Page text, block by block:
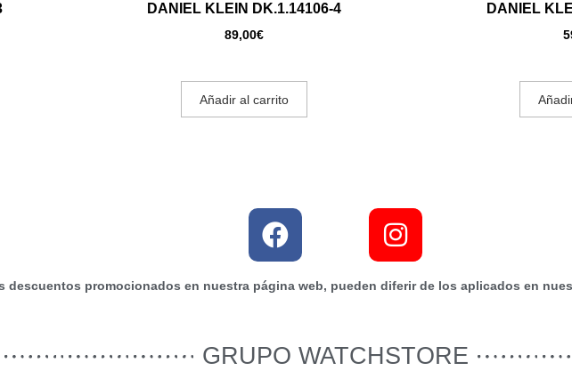
DANIEL KLEIN DK.1.14106-4
89,00€
Añadir al carrito
DANIEL
descuentos promocionados en nuestra página web, pueden diferir de los aplicados en
GRUPO WATCHSTORE